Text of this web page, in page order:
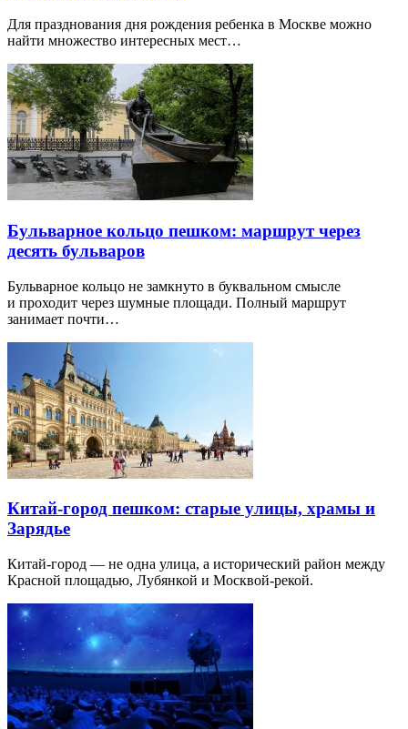
Для празднования дня рождения ребенка в Москве можно
найти множество интересных мест…
Бульварное кольцо пешком: маршрут через
десять бульваров
Бульварное кольцо не замкнуто в буквальном смысле
и проходит через шумные площади. Полный маршрут
занимает почти…
Китай-город пешком: старые улицы, храмы и
Зарядье
Китай-город — не одна улица, а исторический район между
Красной площадью, Лубянкой и Москвой-рекой.